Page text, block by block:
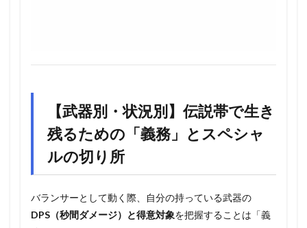
【武器別・状況別】伝説帯で生き
残るための「義務」とスペシャ
ルの切り所
バランサーとして動く際、自分の持っている武器の
DPS（秒間ダメージ）と得意対象を把握することは「義